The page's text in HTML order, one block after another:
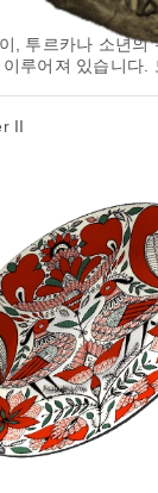
, 투르카나 소년의
루어져 있습니다.
II